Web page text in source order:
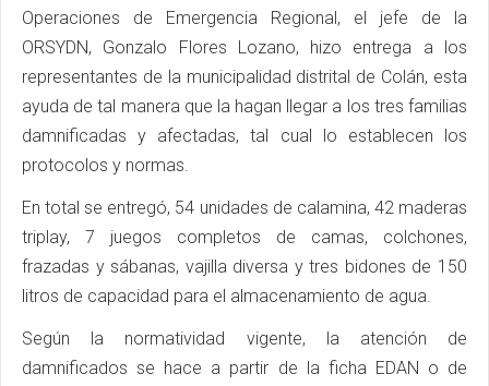
Operaciones de Emergencia Regional, el jefe de la
ORSYDN, Gonzalo Flores Lozano, hizo entrega a los
representantes de la municipalidad distrital de Colán, esta
ayuda de tal manera que la hagan llegar a los tres familias
damnificadas y afectadas, tal cual lo establecen los
protocolos y normas.
En total se entregó, 54 unidades de calamina, 42 maderas
triplay, 7 juegos completos de camas, colchones,
frazadas y sábanas, vajilla diversa y tres bidones de 150
litros de capacidad para el almacenamiento de agua.
Según la normatividad vigente, la atención de
damnificados se hace a partir de la ficha EDAN o de